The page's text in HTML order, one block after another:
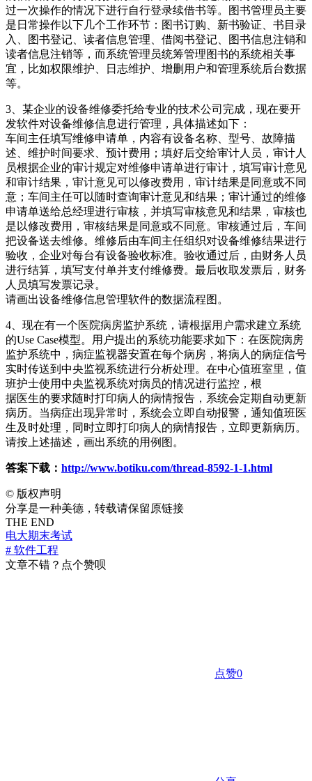
过一次操作的情况下进行自行登录续借书等。图书管理员主要
是日常操作以下几个工作环节：图书订购、新书验证、书目录
入、图书登记、读者信息管理、借阅书登记、图书信息注销和
读者信息注销等，而系统管理员统筹管理图书的系统相关事
宜，比如权限维护、日志维护、增删用户和管理系统后台数据
等。
3、某企业的设备维修委托给专业的技术公司完成，现在要开
发软件对设备维修信息进行管理，具体描述如下：
车间主任填写维修申请单，内容有设备名称、型号、故障描
述、维护时间要求、预计费用；填好后交给审计人员，审计人
员根据企业的审计规定对维修申请单进行审计，填写审计意见
和审计结果，审计意见可以修改费用，审计结果是同意或不同
意；车间主任可以随时查询审计意见和结果；审计通过的维修
申请单送给总经理进行审核，并填写审核意见和结果，审核也
是以修改费用，审核结果是同意或不同意。审核通过后，车间
把设备送去维修。维修后由车间主任组织对设备维修结果进行
验收，企业对每台有设备验收标准。验收通过后，由财务人员
进行结算，填写支付单并支付维修费。最后收取发票后，财务
人员填写发票记录。
请画出设备维修信息管理软件的数据流程图。
4、现在有一个医院病房监护系统，请根据用户需求建立系统
的Use Case模型。用户提出的系统功能要求如下：在医院病房
监护系统中，病症监视器安置在每个病房，将病人的病症信号
实时传送到中央监视系统进行分析处理。在中心值班室里，值
班护士使用中央监视系统对病员的情况进行监控，根
据医生的要求随时打印病人的病情报告，系统会定期自动更新
病历。当病症出现异常时，系统会立即自动报警，通知值班医
生及时处理，同时立即打印病人的病情报告，立即更新病历。
请按上述描述，画出系统的用例图。
答案下载： http://www.botiku.com/thread-8592-1-1.html
© 版权声明
分享是一种美德，转载请保留原链接
THE END
电大期末考试
# 软件工程
文章不错？点个赞呗
点赞0